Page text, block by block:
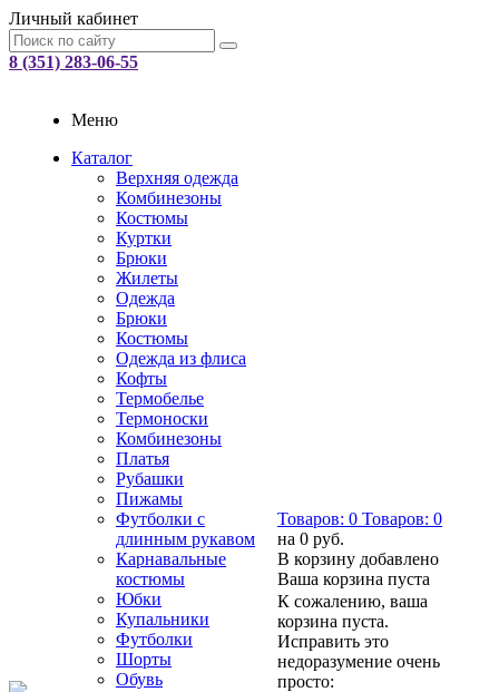
Личный кабинет
8 (351) 283-06-55
Меню
Каталог
Верхняя одежда
Комбинезоны
Костюмы
Куртки
Брюки
Жилеты
Одежда
Брюки
Костюмы
Одежда из флиса
Кофты
Термобелье
Термоноски
Комбинезоны
Платья
Рубашки
Пижамы
Футболки с
длинным рукавом
Карнавальные
костюмы
Юбки
Купальники
Футболки
Шорты
Обувь
Товаров: 0 Товаров: 0
на 0 руб.
В корзину добавлено
Ваша корзина пуста
К сожалению, ваша
корзина пуста.
Исправить это
недоразумение очень
просто: